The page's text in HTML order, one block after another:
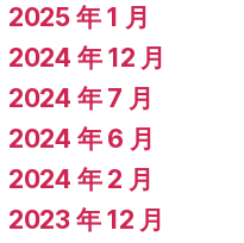
2025 年 1 月
2024 年 12 月
2024 年 7 月
2024 年 6 月
2024 年 2 月
2023 年 12 月